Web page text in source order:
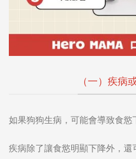
（一）疾病
如果狗狗生病，可能會導致食慾
疾病除了讓食慾明顯下降外，